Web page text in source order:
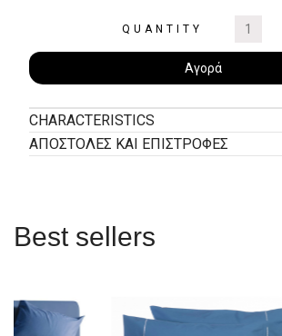
QUANTITY
Αγορά
CHARACTERISTICS
ΑΠΟΣΤΟΛΕΣ ΚΑΙ ΕΠΙΣΤΡΟΦΕΣ
Best sellers